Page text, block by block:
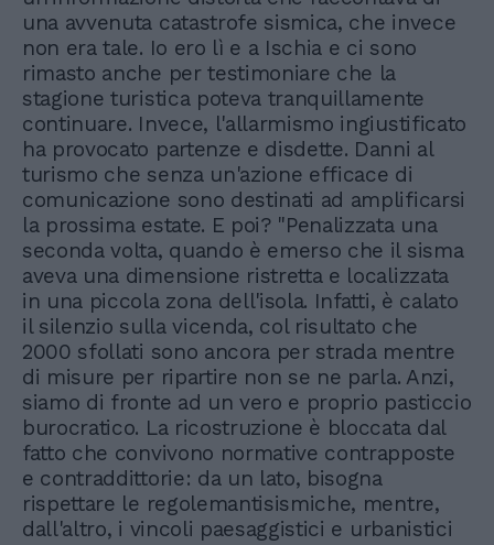
una avvenuta catastrofe sismica, che invece
non era tale. Io ero lì e a Ischia e ci sono
rimasto anche per testimoniare che la
stagione turistica poteva tranquillamente
continuare. Invece, l'allarmismo ingiustificato
ha provocato partenze e disdette. Danni al
turismo che senza un'azione efficace di
comunicazione sono destinati ad amplificarsi
la prossima estate. E poi? "Penalizzata una
seconda volta, quando è emerso che il sisma
aveva una dimensione ristretta e localizzata
in una piccola zona dell'isola. Infatti, è calato
il silenzio sulla vicenda, col risultato che
2000 sfollati sono ancora per strada mentre
di misure per ripartire non se ne parla. Anzi,
siamo di fronte ad un vero e proprio pasticcio
burocratico. La ricostruzione è bloccata dal
fatto che convivono normative contrapposte
e contraddittorie: da un lato, bisogna
rispettare le regolemantisismiche, mentre,
dall'altro, i vincoli paesaggistici e urbanistici